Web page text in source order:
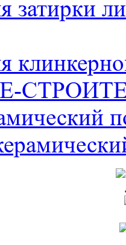
затирки